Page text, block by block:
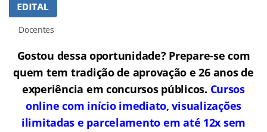
Docentes
Gostou dessa oportunidade? Prepare-se com
quem tem tradição de aprovação e 26 anos de
experiência em concursos públicos. Cursos
online com início imediato, visualizações
ilimitadas e parcelamento em até 12x sem